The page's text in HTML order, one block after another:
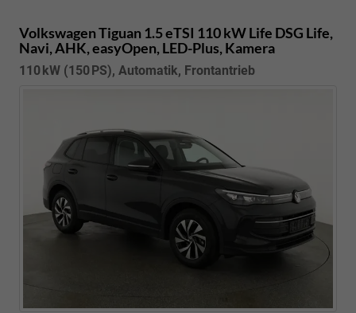
Volkswagen Tiguan1.5 eTSI 110 kW Life DSG Life,
Navi, AHK, easyOpen, LED-Plus, Kamera
110 kW (150 PS), Automatik, Frontantrieb